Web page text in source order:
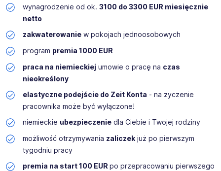
Lokalizacja - Berlin!
UWAGA - tylko teraz 2000 EUR premii za przejście
do German Work!
wynagrodzenie od ok. 3100 do 3300 EUR miesięcznie
netto
zakwaterowaniew pokojach jednoosobowych
program premia 1000 EUR
praca na niemieckiejumowie o pracę na czas
nieokreślony
elastyczne podejście do Zeit Konta - na życzenie
pracownika może być wyłączone!
niemieckie ubezpieczeniedla Ciebie i Twojej rodziny
możliwość otrzymywania zaliczekjuż po pierwszym
tygodniu pracy
premia na start 100 EUR po przepracowaniu pierwszego